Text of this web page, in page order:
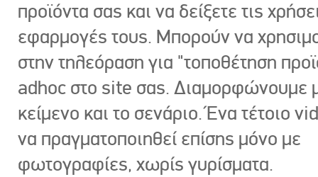
προϊόντα σας και να δείξετε τις
εφαρμογές τους. Μπορούν να
στην τηλεόραση για "τοποθέτηση
adhoc στο site σας. Διαμορφώνουμε
κείμενο και το σενάριο. Ένα τέτοιο
να πραγματοποιηθεί επίσης μόνο με
φωτογραφίες, χωρίς γυρίσματα.